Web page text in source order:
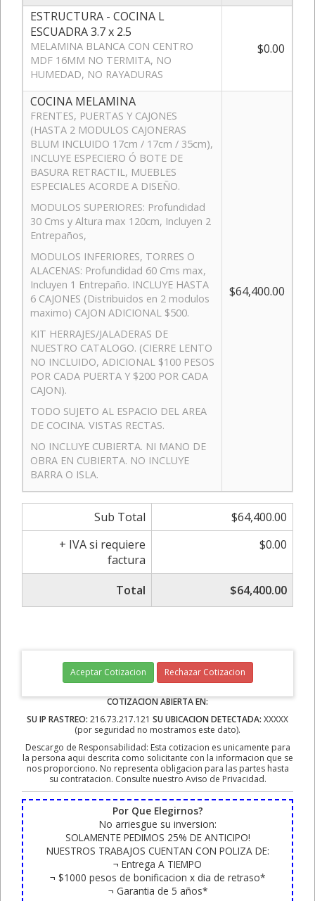
ESTRUCTURA - COCINA L
ESCUADRA 3.7 x 2.5
MELAMINA BLANCA CON CENTRO
MDF 16MM NO TERMITA, NO
HUMEDAD, NO RAYADURAS
$0.00
COCINA MELAMINA
FRENTES, PUERTAS Y CAJONES
(HASTA 2 MODULOS CAJONERAS
BLUM INCLUIDO 17cm / 17cm / 35cm),
INCLUYE ESPECIERO Ó BOTE DE
BASURA RETRACTIL, MUEBLES
ESPECIALES ACORDE A DISEÑO.
MODULOS SUPERIORES: Profundidad
30 Cms y Altura max 120cm, Incluyen 2
Entrepaños,
MODULOS INFERIORES, TORRES O
ALACENAS: Profundidad 60 Cms max,
Incluyen 1 Entrepaño. INCLUYE HASTA
6 CAJONES (Distribuidos en 2 modulos
maximo) CAJON ADICIONAL $500.
KIT HERRAJES/JALADERAS DE
NUESTRO CATALOGO. (CIERRE LENTO
NO INCLUIDO, ADICIONAL $100 PESOS
POR CADA PUERTA Y $200 POR CADA
CAJON).
TODO SUJETO AL ESPACIO DEL AREA
DE COCINA. VISTAS RECTAS.
NO INCLUYE CUBIERTA. NI MANO DE
OBRA EN CUBIERTA. NO INCLUYE
BARRA O ISLA.
$64,400.00
Sub Total
$64,400.00
+ IVA si requiere
factura
$0.00
Total $64,400.00
Aceptar Cotizacion Rechazar Cotizacion
COTIZACION ABIERTA EN:
SU IP RASTREO: 216.73.217.121 SU UBICACION DETECTADA: XXXXX
(por seguridad no mostramos este dato).
Descargo de Responsabilidad: Esta cotizacion es unicamente para
la persona aqui descrita como solicitante con la informacion que se
nos proporciono. No representa obligacion para las partes hasta
su contratacion. Consulte nuestro Aviso de Privacidad.
Por Que Elegirnos?
No arriesgue su inversion:
SOLAMENTE PEDIMOS 25% DE ANTICIPO!
NUESTROS TRABAJOS CUENTAN CON POLIZA DE:
¬ Entrega A TIEMPO
¬ $1000 pesos de bonificacion x dia de retraso*
¬ Garantia de 5 años*